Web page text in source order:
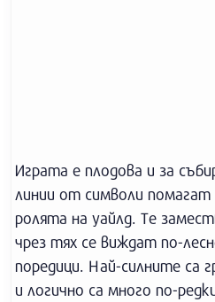
Играта е плодова и за
линии от символи
ролята на уайлд. Те
чрез тях се виждат по-
поредици. Най-силните са
и логично са много по-